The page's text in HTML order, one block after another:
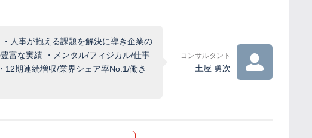
人事が抱える課題を解決に導き企業の
富な実績 ・メンタル/フィジカル/仕事
12期連続増収/業界シェア率No.1/働き
コンサルタント
土屋 勇次